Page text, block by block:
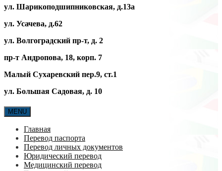
ул. Шарикоподшипниковская, д.13а
ул. Усачева, д.62
ул. Волгоградский пр-т, д. 2
пр-т Андропова, 18, корп. 7
Малый Сухаревский пер.9, ст.1
ул. Большая Садовая, д. 10
MENU
Главная
Перевод паспорта
Перевод личных документов
Юридический перевод
Медицинский перевод